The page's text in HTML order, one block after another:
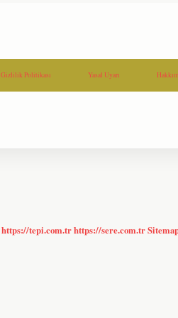
Gizlilik Politikası Yasal Uyarı
https://tepi.com.trhttps://sere.com.tr